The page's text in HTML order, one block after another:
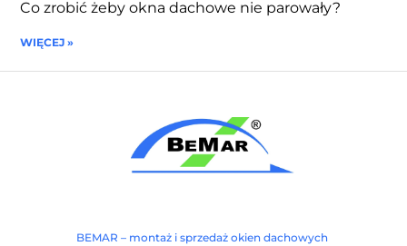
Co zrobić żeby okna dachowe nie parowały?
WIĘCEJ »
BEMAR – montaż i sprzedaż okien dachowych